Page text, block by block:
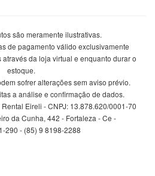
são meramente ilustrativas.
de pagamento válido exclusivamente
da loja virtual e enquanto durar o
estoque.
sofrer alterações sem aviso prévio.
a análise e confirmação de dados.
Eireli - CNPJ: 13.878.620/0001-70
da Cunha, 442 - Fortaleza - Ce -
290 - (85) 9 8198-2288